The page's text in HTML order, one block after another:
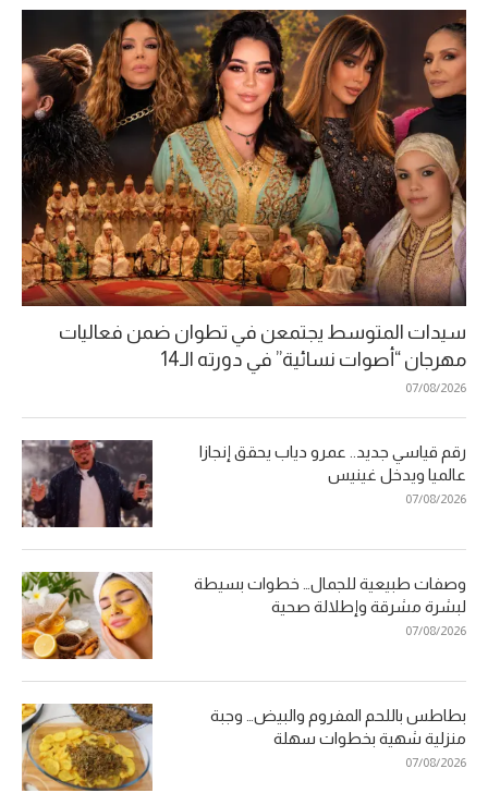
سيدات المتوسط يجتمعن في تطوان ضمن فعاليات
مهرجان “أصوات نسائية” في دورته الـ14
07/08/2026
رقم قياسي جديد.. عمرو دياب يحقق إنجازا
عالميا ويدخل غينيس
07/08/2026
وصفات طبيعية للجمال… خطوات بسيطة
لبشرة مشرقة وإطلالة صحية
07/08/2026
بطاطس باللحم المفروم والبيض… وجبة
منزلية شهية بخطوات سهلة
07/08/2026